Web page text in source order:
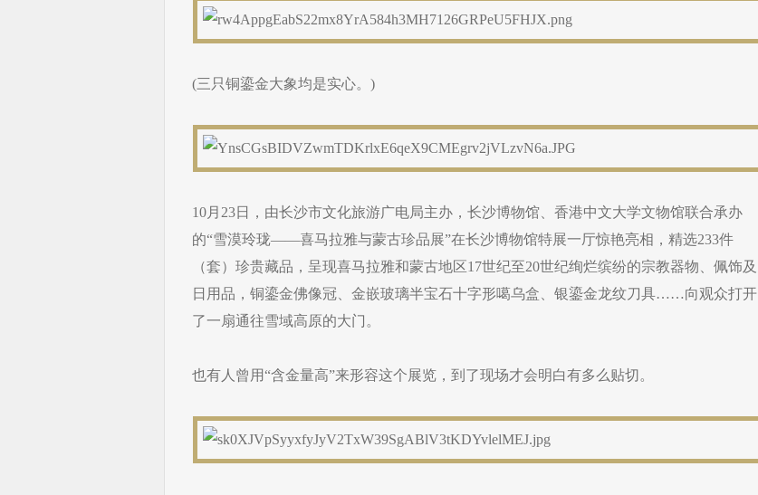
(三只铜鎏金大象均是实心。)
10月23日，由长沙市文化旅游广电局主办，长沙博物馆、香港中文大学文物馆联合承办
的“雪漠玲珑——喜马拉雅与蒙古珍品展”在长沙博物馆特展一厅惊艳亮相，精选233件
（套）珍贵藏品，呈现喜马拉雅和蒙古地区17世纪至20世纪绚烂缤纷的宗教器物、佩饰及
日用品，铜鎏金佛像冠、金嵌玻璃半宝石十字形噶乌盒、银鎏金龙纹刀具……向观众打开
了一扇通往雪域高原的大门。
也有人曾用“含金量高”来形容这个展览，到了现场才会明白有多么贴切。